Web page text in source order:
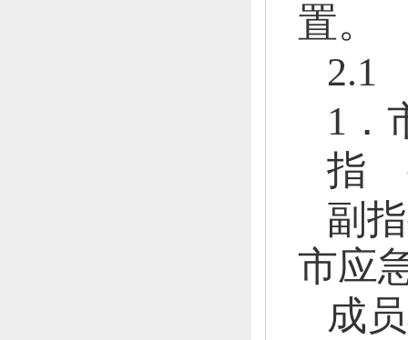
置。
2.1
1．
指
副
市应
成